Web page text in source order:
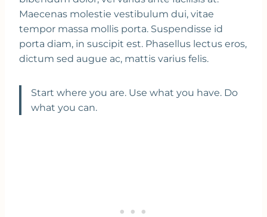
Maecenas molestie vestibulum dui, vitae
tempor massa mollis porta. Suspendisse id
porta diam, in suscipit est. Phasellus lectus eros,
dictum sed augue ac, mattis varius felis.
Start where you are. Use what you have. Do
what you can.